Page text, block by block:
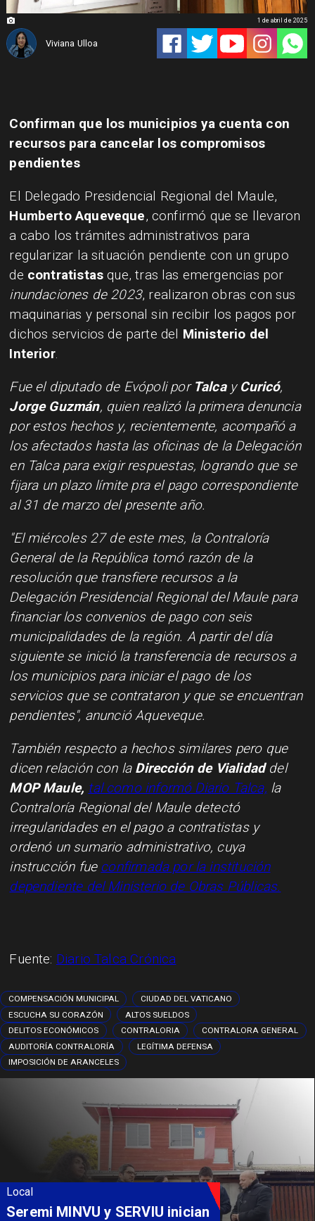
Viviana Ulloa
1 de abril de 2025
Confirman que los municipios ya cuenta con
recursos para cancelar los compromisos
pendientes
El Delegado Presidencial Regional del Maule,
Humberto Aqueveque, confirmó que se llevaron
a cabo los trámites administrativos para
regularizar la situación pendiente con un grupo
de contratistas que, tras las emergencias por
inundaciones de 2023, realizaron obras con sus
maquinarias y personal sin recibir los pagos por
dichos servicios de parte del Ministerio del
Interior.
Fue el diputado de Evópoli por Talcay Curicó,
Jorge Guzmán, quien realizó la primera denuncia
por estos hechos y, recientemente, acompañó a
los afectados hasta las oficinas de la Delegación
en Talca para exigir respuestas, logrando que se
fijara un plazo límite pra el pago correspondiente
al 31 de marzo del presente año.
"El miércoles 27 de este mes, la Contraloría
General de la República tomó razón de la
resolución que transfiere recursos a la
Delegación Presidencial Regional del Maule para
financiar los convenios de pago con seis
municipalidades de la región. A partir del día
siguiente se inició la transferencia de recursos a
los municipios para iniciar el pago de los
servicios que se contrataron y que se encuentran
pendientes", anunció Aqueveque.
También respecto a hechos similares pero que
dicen relación con la Dirección de Vialidaddel
MOP Maule, tal como informó Diario Talca, la
Contraloría Regional del Maule detectó
irregularidades en el pago a contratistas y
ordenó un sumario administrativo, cuya
instrucción fue confirmada por la institución
dependiente del Ministerio de Obras Públicas.
Fuente: Diario Talca Crónica
COMPENSACIÓN MUNICIPAL
CIUDAD DEL VATICANO
ESCUCHA SU CORAZÓN
ALTOS SUELDOS
DELITOS ECONÓMICOS
CONTRALORIA
CONTRALORA GENERAL
AUDITORÍA CONTRALORÍA
LEGÍTIMA DEFENSA
IMPOSICIÓN DE ARANCELES
Local
Fondo Orasmi entrega apoyo a